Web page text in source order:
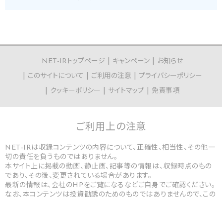
NET-IRトップページ キャンペーン
お知らせ
このサイトについて
ご利用の注意
プライバシーポリシー
クッキーポリシー
サイトマップ 免責事項
ご利用上の注意
NET-IRは収録コンテンツの内容について、正確性、相当性、その他一
切の責任を負うものではありません。
本サイト上に掲載の動画、静止画、記事等の情報は、収録時点のもの
であり、その後、変更されている場合があります。
最新の情報は、会社のHPをご覧になるなどご自身でご確認ください。
なお、本コンテンツは投資勧誘のためのものではありませんので、この